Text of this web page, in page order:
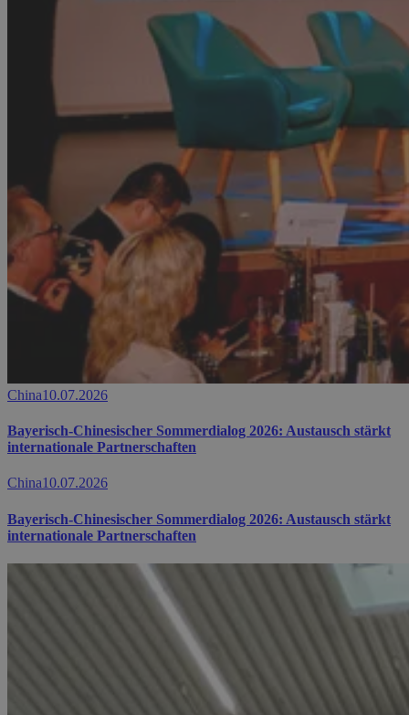
China10.07.2026
Bayerisch-Chinesischer Sommerdialog 2026: Austausch stärkt
internationale Partnerschaften
China10.07.2026
Bayerisch-Chinesischer Sommerdialog 2026: Austausch stärkt
internationale Partnerschaften